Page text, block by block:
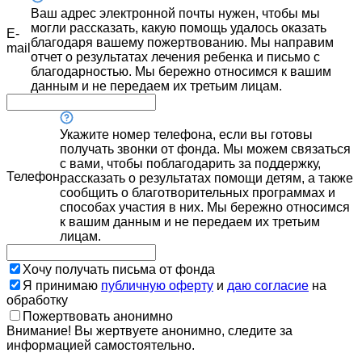
E-
mail
Ваш адрес электронной почты нужен, чтобы мы
могли рассказать, какую помощь удалось оказать
благодаря вашему пожертвованию. Мы направим
отчет о результатах лечения ребенка и письмо с
благодарностью. Мы бережно относимся к вашим
данным и не передаем их третьим лицам.
Телефон
Укажите номер телефона, если вы готовы
получать звонки от фонда. Мы можем связаться
с вами, чтобы поблагодарить за поддержку,
рассказать о результатах помощи детям, а также
сообщить о благотворительных программах и
способах участия в них. Мы бережно относимся
к вашим данным и не передаем их третьим
лицам.
Хочу получать письма от фонда
Я принимаю публичную оферту и даю согласие на
обработку
Пожертвовать анонимно
Внимание! Вы жертвуете анонимно, следите за
информацией самостоятельно.